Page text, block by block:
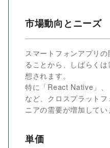
市場動向とニーズ
スマートフォンアプリ
ることから、しばらく
想されます。
特に「React Native」
など、クロスプラット
ニアの需要が増加してい
単価